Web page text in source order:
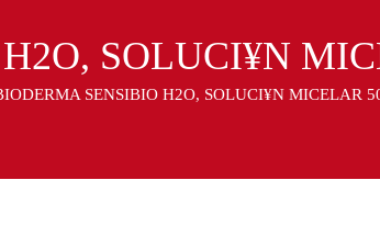
SOLUCI¥N
SENSIBIO H2O, SOLUCI¥N MICELAR